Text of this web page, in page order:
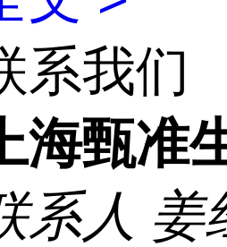
系我们
海甄准
系人 姜